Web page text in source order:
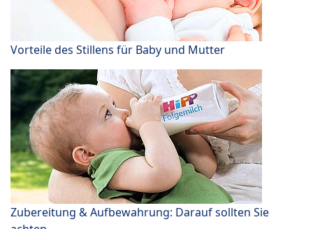
Vorteile des Stillens für Baby und Mutter
Zubereitung & Aufbewahrung: Darauf sollten Sie